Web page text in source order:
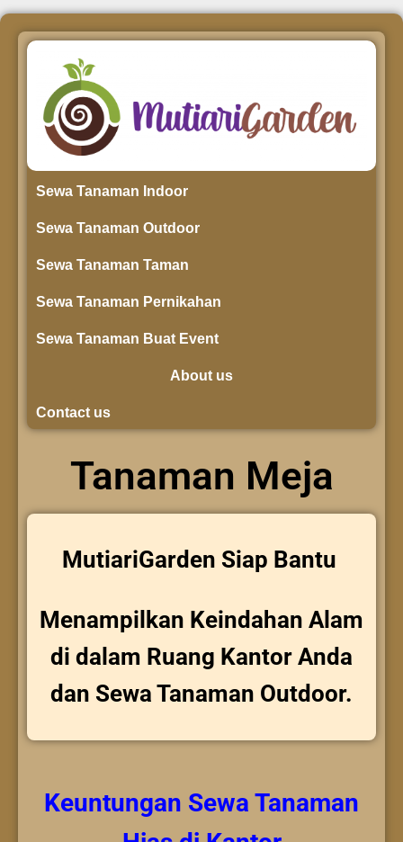
Sewa Tanaman Indoor
Sewa Tanaman Outdoor
Sewa Tanaman Taman
Sewa Tanaman Pernikahan
Sewa Tanaman Buat Event
About us
Contact us
Tanaman Meja
MutiariGarden Siap Bantu
Menampilkan Keindahan Alam
di dalam Ruang Kantor Anda
dan Sewa Tanaman Outdoor.
Keuntungan Sewa Tanaman